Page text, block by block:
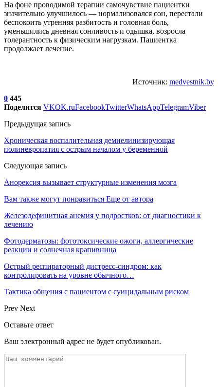
На фоне проводимой терапии самочувствие пациентки
значительно улучшилось — нормализовался сон, перестали
беспокоить утренняя разбитость и головная боль,
уменьшились дневная сонливость и одышка, возросла
толерантность к физическим нагрузкам. Пациентка
продолжает лечение.
Источник: medvestnik.by
0 445
Поделится VKOK.ruFacebookTwitterWhatsAppTelegramViber
Предыдущая запись
Хроническая воспалительная демиелинизирующая
полиневропатия с острым началом у беременной
Следующая запись
Анорексия вызывает структурные изменения мозга
Вам также могут понравиться Еще от автора
Железодефицитная анемия у подростков: от диагностики к
лечению
Фотодерматозы: фототоксические ожоги, аллергические
реакции и солнечная крапивница
Острый респираторный дистресс-синдром: как
контролировать на уровне обычного…
Тактика общения с пациентом с суицидальным риском
Prev Next
Оставьте ответ
Ваш электронный адрес не будет опубликован.